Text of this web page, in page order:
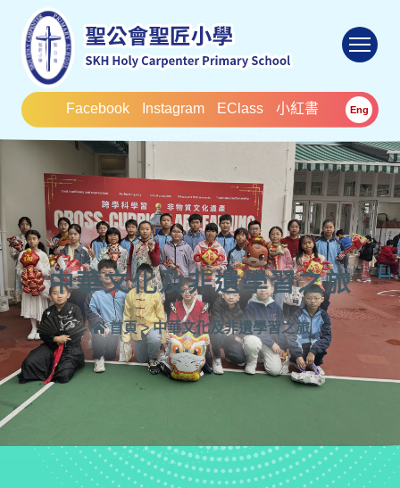
Facebook Instagram EClass 小紅書 Eng
中華文化及非遺學習之旅
首頁 > 中華文化及非遺學習之旅